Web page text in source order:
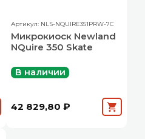
Артикул: NLS-NQUIRE351PRW-7C
Микрокиоск Newland
NQuire 350 Skate
В наличии
42 829,80 ₽